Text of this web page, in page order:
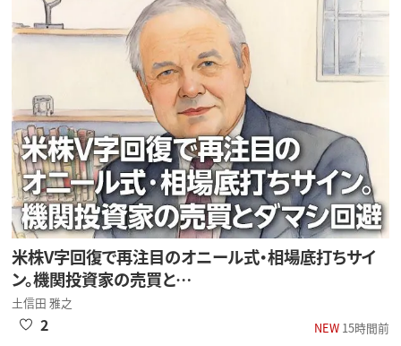
米株V字回復で再注目のオニール式・相場底打ちサイ
ン。機関投資家の売買と…
土信田 雅之
NEW15時間前
2